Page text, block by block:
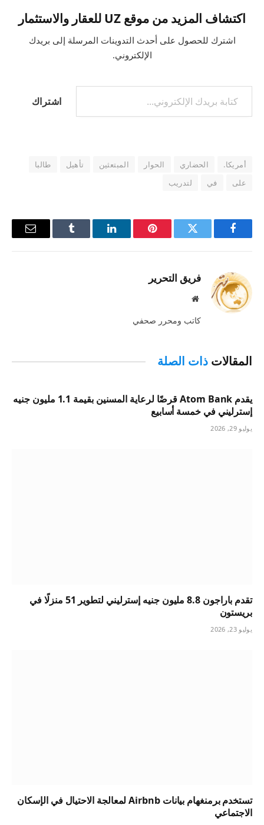
اكتشاف المزيد من موقع UZ للعقار والاستثمار
اشترك للحصول على أحدث التدوينات المرسلة إلى بريدك
الإلكتروني.
كتابة بريدك الإلكتروني...
اشتراك
أمريكا. الحضاري الحوار المبتعثين تأهيل
طالبا
على
في لتدريب
فيسبوك تويتر بينتيريستلينكدإن Tumblr
البريد
فريق التحرير
موقع
كاتب ومحرر صحفي
المقالات ذات الصلة
يقدم Atom Bank قرضًا لرعاية المسنين بقيمة 1.1 مليون جنيه
إسترليني في خمسة أسابيع
يوليو 29, 2026
تقدم باراجون 8.8 مليون جنيه إسترليني لتطوير 51 منزلًا في
بريستون
يوليو 23, 2026
تستخدم برمنغهام بيانات Airbnb لمعالجة الاحتيال في الإسكان
الاجتماعي